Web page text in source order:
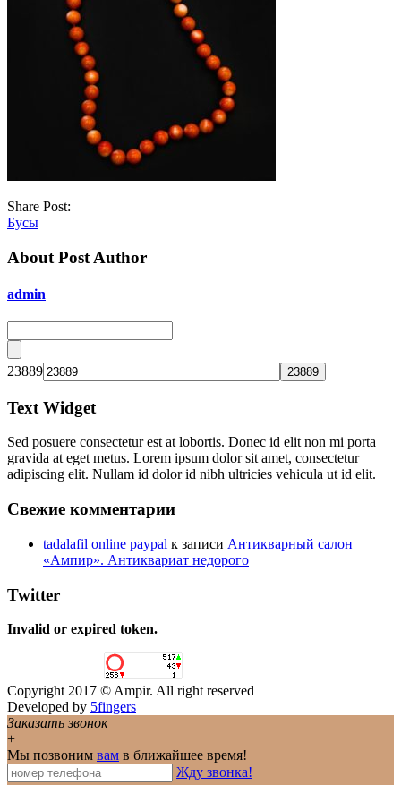
Share Post:
Бусы
About Post Author
admin
23889
Text Widget
Sed posuere consectetur est at lobortis. Donec id elit non mi porta
gravida at eget metus. Lorem ipsum dolor sit amet, consectetur
adipiscing elit. Nullam id dolor id nibh ultricies vehicula ut id elit.
Свежие комментарии
tadalafil online paypal к записи Антикварный салон
«Ампир». Антиквариат недорого
Twitter
Invalid or expired token.
Copyright 2017 © Ampir. All right reserved
Developed by 5fingers
Заказать звонок
+
Мы позвоним вам в ближайшее время!
Жду звонка!